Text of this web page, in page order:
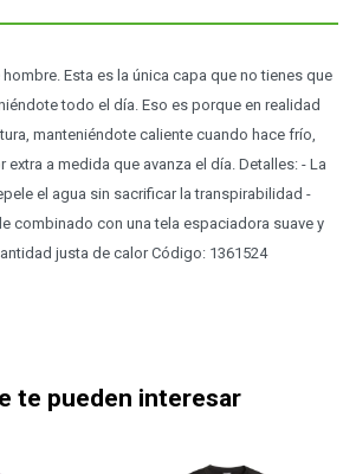
Esta es la única capa que no tienes que
todo el día. Eso es porque en realidad
manteniéndote caliente cuando hace frío,
a medida que avanza el día. Detalles: - La
el agua sin sacrificar la transpirabilidad -
combinado con una tela espaciadora suave y
justa de calor Código: 1361524
te pueden interesar